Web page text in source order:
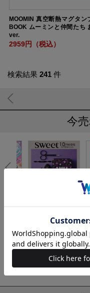
MOOMIN 真空断熱マグタン
BOOK ムーミンと仲間たち
ver.
2959円（税込）
検索結果 241 件
今
ろける
sweet 2026年10月